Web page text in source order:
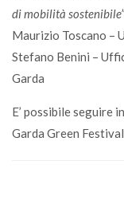
di mobilità
Maurizio Toscano –
Stefano Benini –
Garda
E’ possibile seguire
Garda Green